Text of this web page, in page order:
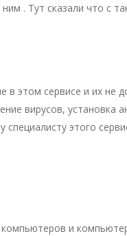
. Тут сказали что с
в этом сервисе и их не
вирусов, установка
этого
и